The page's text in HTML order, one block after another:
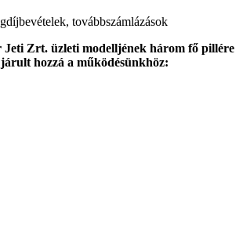
továbbszámlázások
Jeti Zrt. üzleti modelljének három fő pillére
hozzá a működésünkhöz: